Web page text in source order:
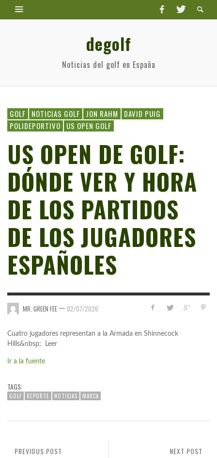
degolf
Noticias del golf en España
GOLF NOTICIAS GOLF JON RAHM
DAVID PUIG
POLIDEPORTIVO
US OPEN GOLF
US OPEN DE GOLF:
DÓNDE VER Y HORA
DE LOS PARTIDOS
DE LOS JUGADORES
ESPAÑOLES
MR. GREEN FEE — 02/07/2026
Cuatro jugadores representan a la Armada en Shinnecock
Hills&nbsp; Leer
Ir a la fuente
TAGS:
GOLF DEPORTE NOTICIAS MARCA
NEXT POST
PREVIOUS POST